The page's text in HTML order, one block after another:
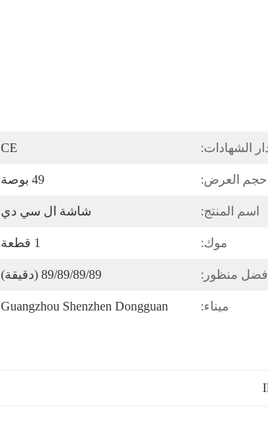
الشهادات: CE
حجم العرض: 49 بوصة
اسم المنتج: شاشة ال سي دي
موك: 1 قطعة
أفضل منظور: 89/89/89/89 (دقيقة)
ميناء: Guangzhou Shenzhen Dongguan